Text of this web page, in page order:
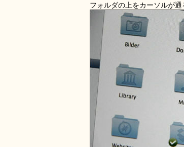
フォルダの上をカーソルが通